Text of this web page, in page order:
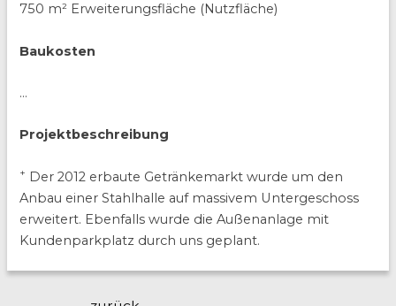
750 m² Erweiterungsfläche (Nutzfläche)
Baukosten
…
Projektbeschreibung
+ Der 2012 erbaute Getränkemarkt wurde um den
Anbau einer Stahlhalle auf massivem Untergeschoss
erweitert. Ebenfalls wurde die Außenanlage mit
Kundenparkplatz durch uns geplant.